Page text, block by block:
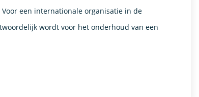
een internationale organisatie in de
wordt voor het onderhoud van een